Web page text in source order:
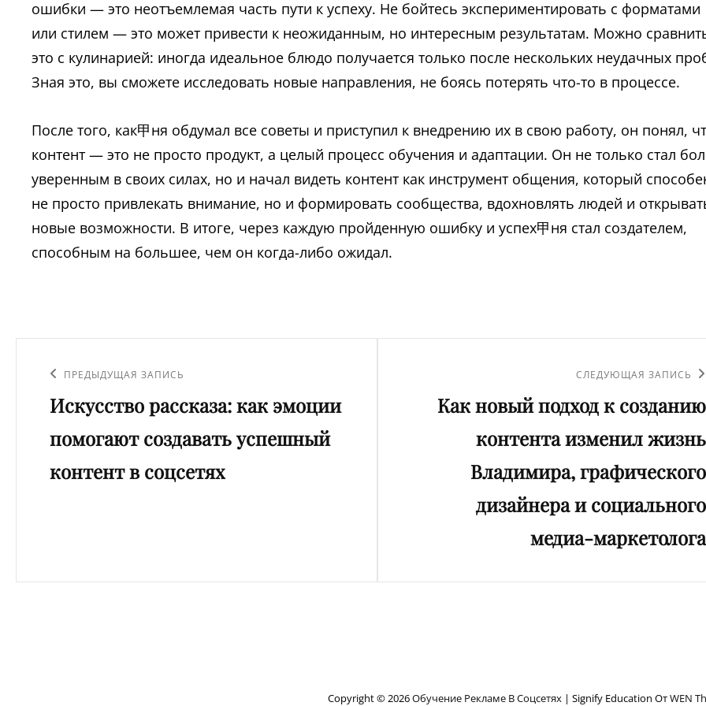
ошибки — это неотъемлемая часть пути к успеху. Не бойтесь экспериментировать с форматами
или стилем — это может привести к неожиданным, но интересным результатам. Можно
это с кулинарией: иногда идеальное блюдо получается только после нескольких неудачных
Зная это, вы сможете исследовать новые направления, не боясь потерять что-то в процессе.
После того, как甲ня обдумал все советы и приступил к внедрению их в свою работу, он понял,
контент — это не просто продукт, а целый процесс обучения и адаптации. Он не только стал
уверенным в своих силах, но и начал видеть контент как инструмент общения, который
не просто привлекать внимание, но и формировать сообщества, вдохновлять людей и
новые возможности. В итоге, через каждую пройденную ошибку и успех甲ня стал создателем,
способным на большее, чем он когда-либо ожидал.
записям
Предыдущая
запись
ПРЕДЫДУЩАЯ ЗАПИСЬ
Искусство рассказа: как эмоции
помогают создавать успешный
контент в соцсетях
запись
СЛЕДУЮЩАЯ ЗАПИСЬ
Как новый подход к созданию
контента изменил жизнь
Владимира, графического
дизайнера и социального
медиа-маркетолога
Copyright © 2026Обучение Рекламе В Соцсетях | Signify Education ОтWEN